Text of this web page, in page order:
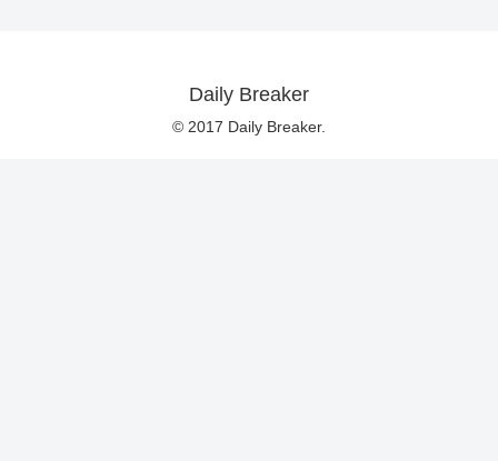
Daily Breaker
© 2017 Daily Breaker.